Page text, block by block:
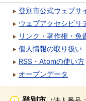
登別市公式ウェブサ
ウェブアクセシビリ
リンク・著作権・免
個人情報の取り扱い
RSS・Atomの使い方
オープンデータ